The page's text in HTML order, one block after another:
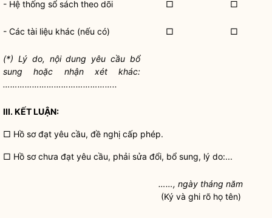
- Hệ thống sổ sách theo dõi □ □
- Các tài liệu khác (nếu có) □ □
(*) Lý do, nội dung yêu cầu bổ
sung hoặc nhận xét khác:
………………………………………..
III.KẾT LUẬN:
□ Hồ sơ đạt yêu cầu, đề nghị cấp phép.
□ Hồ sơ chưa đạt yêu cầu, phải sửa đổi, bổ sung, lý do:...
……, ngày tháng năm
(Ký và ghi rõ họ tên)